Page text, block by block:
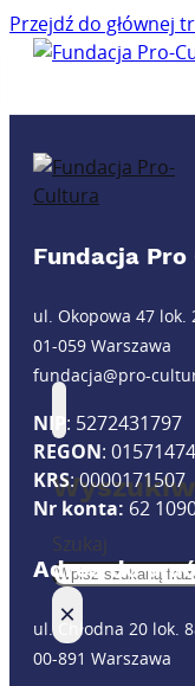
Przejdź do głównej
Szukaj
×
Fundacja
ul. Okopowa 47 lok.
01-059 Warszawa
fundacja@pro-
NIP : 5272431797
REGON:
KRS: 0000171507
Nr konta: 62
Adres do
ul. Chłodna 20 lok.
00-891 Warszawa